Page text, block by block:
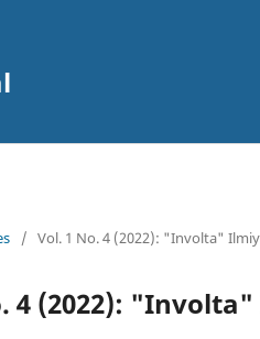
/ Vol. 1 No. 4 (2022): "Involta"
4 (2022):